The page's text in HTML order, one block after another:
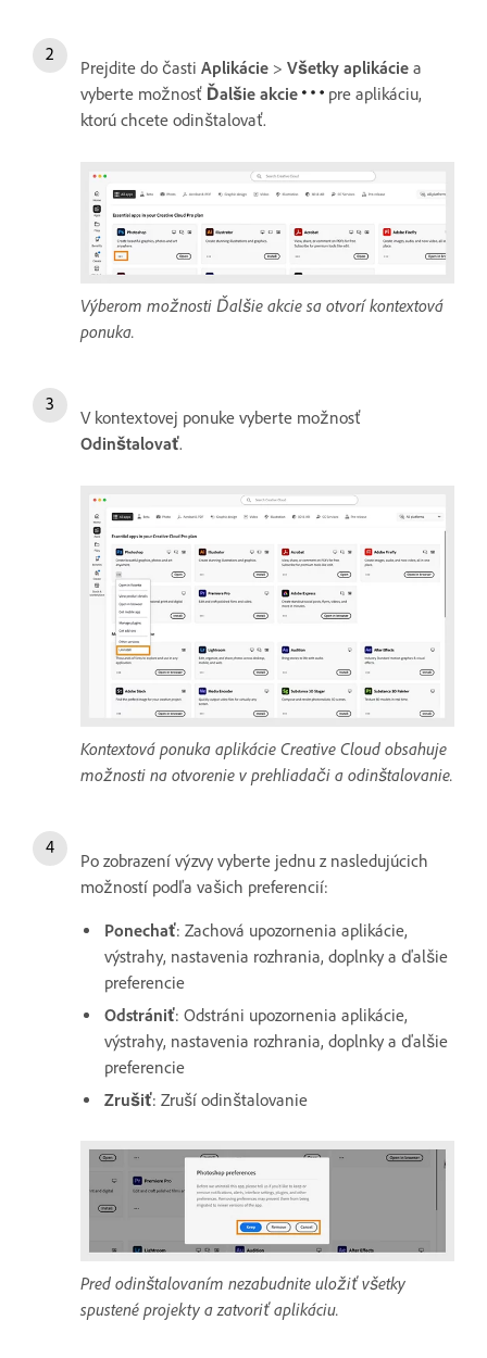
Prejdite do časti Aplikácie > Všetky aplikácie a
vyberte možnosť Ďalšie akcie
pre aplikáciu,
ktorú chcete odinštalovať.
Výberom možnosti Ďalšie akcie sa otvorí kontextová
ponuka.
V kontextovej ponuke vyberte možnosť
Odinštalovať.
Kontextová ponuka aplikácie Creative Cloud obsahuje
možnosti na otvorenie v prehliadači a odinštalovanie.
Po zobrazení výzvy vyberte jednu z nasledujúcich
možností podľa vašich preferencií:
Ponechať: Zachová upozornenia aplikácie,
výstrahy, nastavenia rozhrania, doplnky a ďalšie
preferencie
Odstrániť: Odstráni upozornenia aplikácie,
výstrahy, nastavenia rozhrania, doplnky a ďalšie
preferencie
Zrušiť: Zruší odinštalovanie
Pred odinštalovaním nezabudnite uložiť všetky
spustené projekty a zatvoriť aplikáciu.